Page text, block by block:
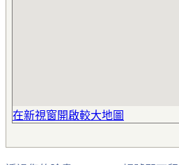
在新視窗開啟較大地圖